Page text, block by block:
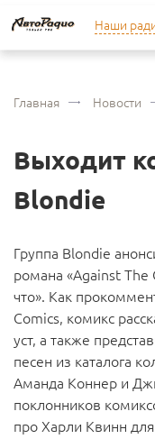
Наши
Главная Новости
Выходит
Blondie
Группа Blondie
романа «Against The
что». Как
Comics, комикс
уст, а также
песен из каталога
Аманда Коннер и
поклонников
про Харли Квинн